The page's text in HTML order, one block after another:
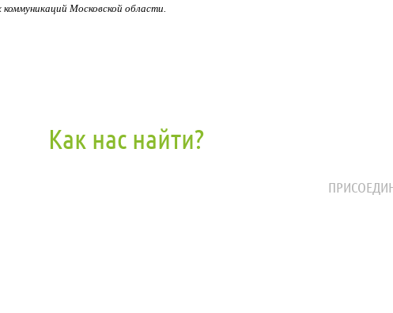
Московской области.
Как нас найти?